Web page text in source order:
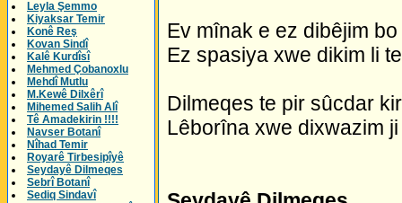
Leyla Şemmo
Kiyaksar Temir
Konê Reş
Kovan Sindî
Kalê Kurdîsî
Mehmed Çobanoxlu
Mehdî Mutlu
M.Kewê Dilxêrî
Mihemed Salih Alî
Tê Amadekirin !!!!
Navser Botanî
Nîhad Temir
Royarê Tirbesipîyê
Seydayê Dilmeqes
Sebrî Botanî
Sediq Sindavî
Ev mînak e ez dibêjim
Ez spasiya xwe dikim li
Dilmeqes te pir sûcdar
Lêborîna xwe dixwazim